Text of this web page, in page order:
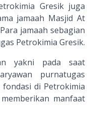
Gresik juga
jamaah Masjid At
jamaah sebagian
Petrokimia Gresik.
yakni pada saat
purnatugas
di Petrokimia
manfaat